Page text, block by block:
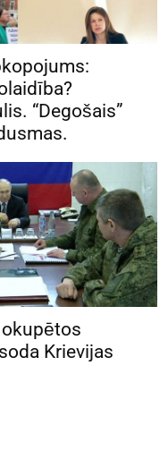
“Degošais”
Krievijas